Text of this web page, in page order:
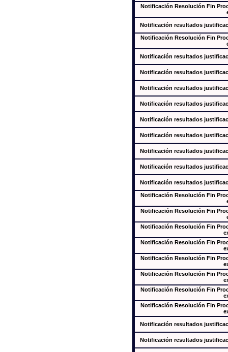
Notificación Resolución Fin
Notificación resultados
Notificación Resolución Fin
Notificación resultados
Notificación resultados
Notificación resultados
Notificación resultados
Notificación resultados
Notificación resultados
Notificación resultados
Notificación resultados
Notificación resultados
Notificación Resolución Fin
Notificación Resolución Fin
Notificación Resolución Fin
Notificación Resolución Fin
Notificación Resolución Fin
Notificación Resolución Fin
Notificación Resolución Fin
Notificación Resolución Fin
Notificación resultados
Notificación resultados